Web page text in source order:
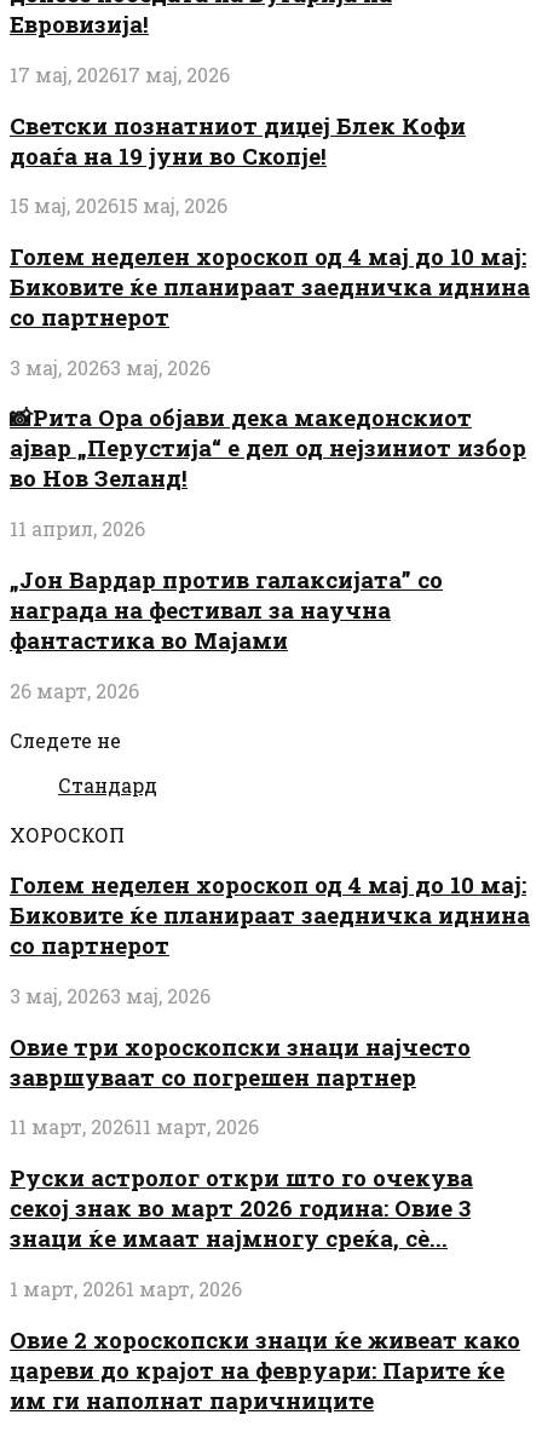
Евровизија!
17 мај, 202617 мај, 2026
Светски познатниот диџеј Блек Кофи
доаѓа на 19 јуни во Скопје!
15 мај, 202615 мај, 2026
Голем неделен хороскоп од 4 мај до 10 мај:
Биковите ќе планираат заедничка иднина
со партнерот
3 мај, 20263 мај, 2026
📸Рита Ора објави дека македонскиот
ајвар „Перустија“ е дел од нејзиниот избор
во Нов Зеланд!
11 април, 2026
„Јон Вардар против галаксијата” со
награда на фестивал за научна
фантастика во Мајами
26 март, 2026
Следете не
Стандард
ХОРОСКОП
Голем неделен хороскоп од 4 мај до 10 мај:
Биковите ќе планираат заедничка иднина
со партнерот
3 мај, 20263 мај, 2026
Овие три хороскопски знаци најчесто
завршуваат со погрешен партнер
11 март, 202611 март, 2026
Руски астролог откри што го очекува
секој знак во март 2026 година: Овие 3
знаци ќе имаат најмногу среќа, сè...
1 март, 20261 март, 2026
Овие 2 хороскопски знаци ќе живеат како
цареви до крајот на февруари: Парите ќе
им ги наполнат паричниците